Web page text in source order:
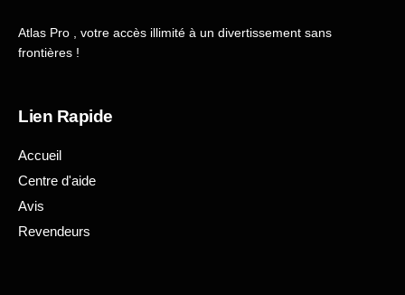
Atlas Pro , votre accès illimité à un divertissement sans
frontières !
Lien Rapide
Accueil
Centre d'aide
Avis
Revendeurs